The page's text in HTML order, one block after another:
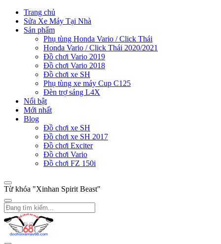
Trang chủ
Sửa Xe Máy Tại Nhà
Sản phẩm
Phụ tùng Honda Vario / Click Thái
Honda Vario / Click Thái 2020/2021
Đồ chơi Vario 2019
Đồ chơi Vario 2018
Đồ chơi xe SH
Phụ tùng xe máy Cup C125
Đèn trợ sáng L4X
Nổi bật
Mới nhất
Blog
Đồ chơi xe SH
Đồ chơi xe SH 2017
Đồ chơi Exciter
Đồ chơi Vario
Đồ chơi FZ 150i
Từ khóa "Xinhan Spirit Beast"